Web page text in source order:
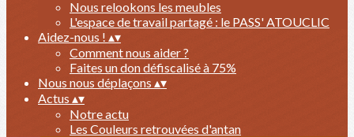
Nous relookons les meubles
L'espace de travail partagé : le PASS' ATOUCLIC
Aidez-nous ! ▴▾
Comment nous aider ?
Faites un don défiscalisé à 75%
Nous nous déplaçons ▴▾
Actus ▴▾
Notre actu
Les Couleurs retrouvées d'antan